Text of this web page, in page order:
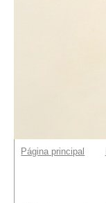
Página principal